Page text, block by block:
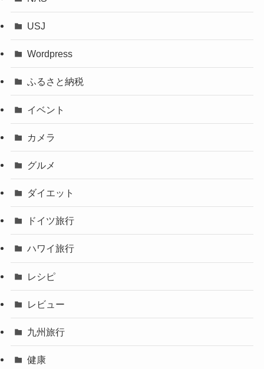
USJ
Wordpress
ふるさと納税
イベント
カメラ
グルメ
ダイエット
ドイツ旅行
ハワイ旅行
レシピ
レビュー
九州旅行
健康